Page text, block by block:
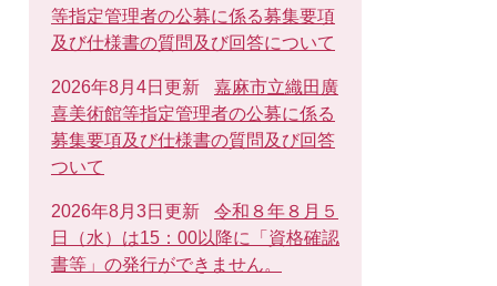
等指定管理者の公募に係る募集要項
及び仕様書の質問及び回答について
2026年8月4日更新
嘉麻市立織田廣
喜美術館等指定管理者の公募に係る
募集要項及び仕様書の質問及び回答
ついて
2026年8月3日更新
令和８年８月５
日（水）は15：00以降に「資格確認
書等」の発行ができません。